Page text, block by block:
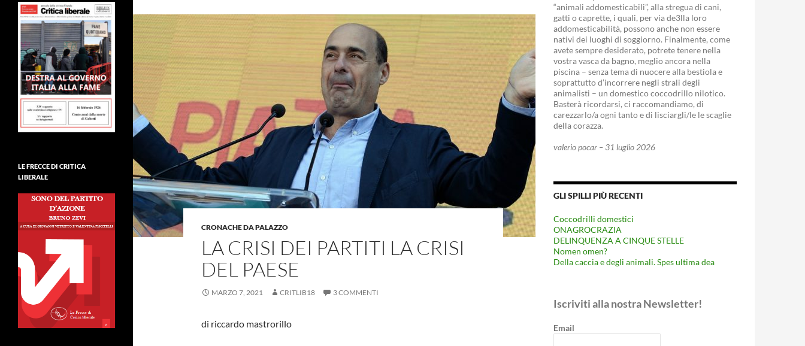
CRONACHE DA PALAZZO
LA CRISI DEI PARTITI LA CRISI
DEL PAESE
MARZO 7, 2021 CRITLIB18 3 COMMENTI
di riccardo mastrorillo
“animali addomesticabili”, alla stregua di cani,
gatti o caprette, i quali, per via de3lla loro
addomesticabilità, possono anche non essere
nativi dei luoghi di soggiorno. Finalmente, come
avete sempre desiderato, potrete tenere nella
vostra vasca da bagno, meglio ancora nella
piscina – senza tema di nuocere alla bestiola e
soprattutto d’incorrere negli strali degli
animalisti – un domestico coccodrillo nilotico.
Basterà ricordarsi, ci raccomandiamo, di
carezzarlo/a ogni tanto e di lisciargli/le le scaglie
della corazza.
valerio pocar – 31 luglio 2026
GLI SPILLI PIÙ RECENTI
Coccodrilli domestici
ONAGROCRAZIA
DELINQUENZA A CINQUE STELLE
Nomen omen?
Della caccia e degli animali. Spes ultima dea
Iscriviti alla nostra Newsletter!
Email
LE FRECCE DI CRITICA
LIBERALE